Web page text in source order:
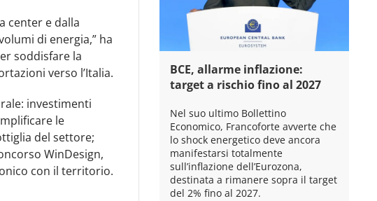
center e dalla
di energia,” ha
soddisfare la
verso l’Italia.
investimenti
le
del settore;
WinDesign,
con il territorio.
BCE, allarme inflazione:
target a rischio fino al 2027
Nel suo ultimo Bollettino
Economico, Francoforte avverte che
lo shock energetico deve ancora
manifestarsi totalmente
sull’inflazione dell’Eurozona,
destinata a rimanere sopra il target
del 2% fino al 2027.